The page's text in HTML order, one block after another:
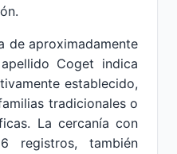
de aproximadamente
Coget indica
establecido,
tradicionales o
La cercanía con
registros, también